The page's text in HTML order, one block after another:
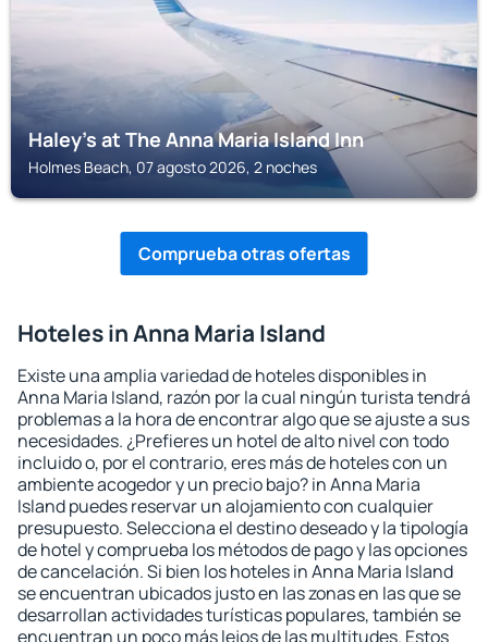
Haley's at The Anna Maria Island Inn
Holmes Beach, 07 agosto 2026, 2 noches
Comprueba otras ofertas
Hoteles in Anna Maria Island
Existe una amplia variedad de hoteles disponibles in
Anna Maria Island, razón por la cual ningún turista tendrá
problemas a la hora de encontrar algo que se ajuste a sus
necesidades. ¿Prefieres un hotel de alto nivel con todo
incluido o, por el contrario, eres más de hoteles con un
ambiente acogedor y un precio bajo? in Anna Maria
Island puedes reservar un alojamiento con cualquier
presupuesto. Selecciona el destino deseado y la tipología
de hotel y comprueba los métodos de pago y las opciones
de cancelación. Si bien los hoteles in Anna Maria Island
se encuentran ubicados justo en las zonas en las que se
desarrollan actividades turísticas populares, también se
encuentran un poco más lejos de las multitudes. Estos